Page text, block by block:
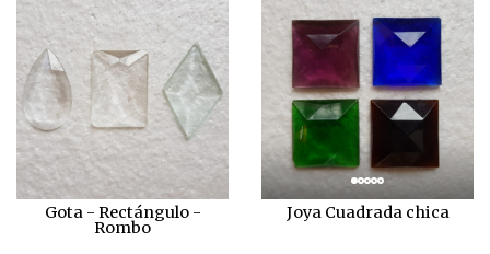
Gota - Rectángulo -
Rombo
Joya Cuadrada chica